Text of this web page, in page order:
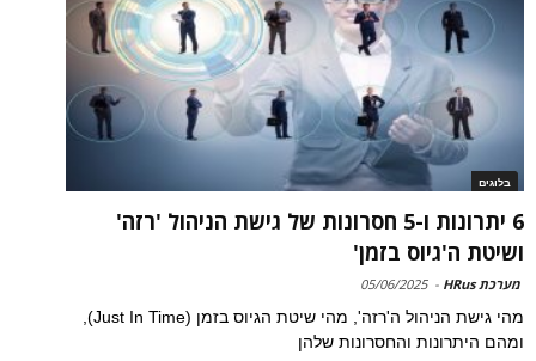
בלוגים
6 יתרונות ו-5 חסרונות של גישת הניהול 'רזה'
ושיטת ה'גיוס בזמן'
מערכת HRus -
05/06/2025
מהי גישת הניהול ה'רזה', מהי שיטת הגיוס בזמן (Just In Time),
ומהם היתרונות והחסרונות שלהן